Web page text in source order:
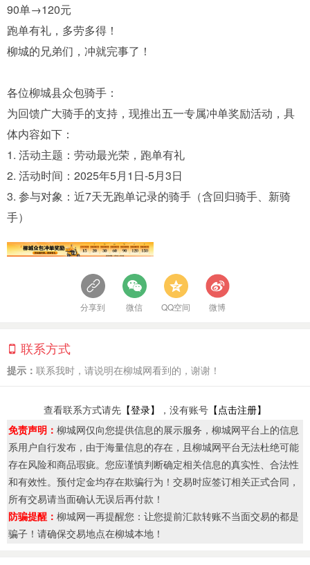
90单→120元
跑单有礼，多劳多得！
柳城的兄弟们，冲就完事了！
各位柳城县众包骑手：
为回馈广大骑手的支持，现推出五一专属冲单奖励活动，具
体内容如下：
1. 活动主题：劳动最光荣，跑单有礼
2. 活动时间：2025年5月1日-5月3日
3. 参与对象：近7天无跑单记录的骑手（含回归骑手、新骑
手）
分享到 微信 QQ空间 微博
联系方式
提示： 联系我时，请说明在柳城网看到的，谢谢！
查看联系方式请先 【登录】 ，没有账号 【点击注册】
免责声明： 柳城网仅向您提供信息的展示服务，柳城网平台上的信息
系用户自行发布，由于海量信息的存在，且柳城网平台无法杜绝可能
存在风险和商品瑕疵。您应谨慎判断确定相关信息的真实性、合法性
和有效性。预付定金均存在欺骗行为！交易时应签订相关正式合同，
所有交易请当面确认无误后再付款！
防骗提醒： 柳城网一再提醒您：让您提前汇款转账不当面交易的都是
骗子！请确保交易地点在柳城本地！